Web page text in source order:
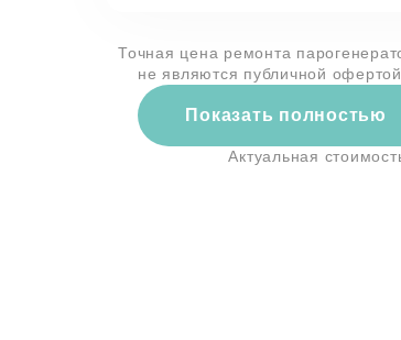
Точная цена ремонта
не являются публичной
Показать полностью
Актуальная